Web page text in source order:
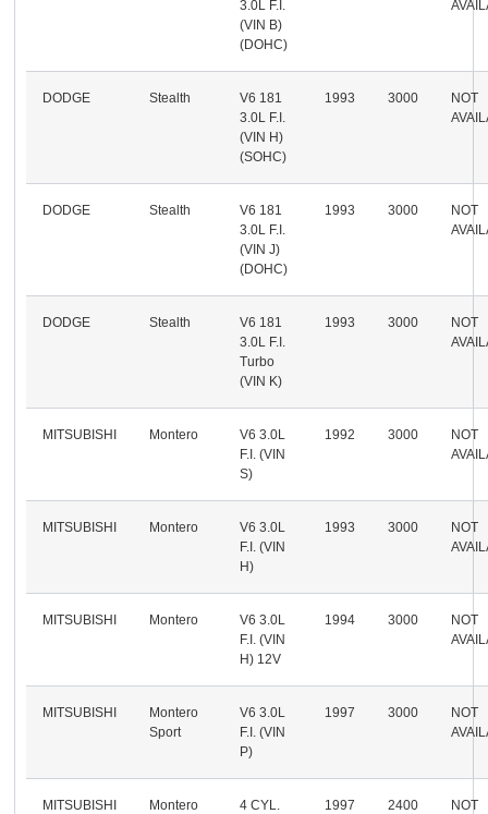
3.0L F.I.
(VIN B)
(DOHC)
DODGE Stealth
V6 181
3.0L F.I.
(VIN H)
(SOHC)
1993 3000
NOT
DODGE Stealth
V6 181
3.0L F.I.
(VIN J)
(DOHC)
1993 3000
NOT
DODGE Stealth
V6 181
3.0L F.I.
Turbo
(VIN K)
1993 3000
NOT
MITSUBISHI Montero
V6 3.0L
F.I. (VIN
S)
1992 3000
NOT
MITSUBISHI Montero
V6 3.0L
F.I. (VIN
H)
1993 3000
NOT
MITSUBISHI Montero
V6 3.0L
F.I. (VIN
H) 12V
1994 3000
NOT
MITSUBISHI
Montero
Sport
V6 3.0L
F.I. (VIN
P)
1997 3000
NOT
MITSUBISHI
Montero
4 CYL.
1997 2400
NOT